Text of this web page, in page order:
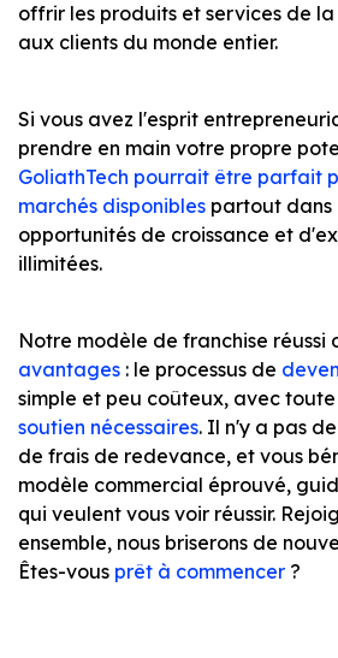
offrir les produits et services de
aux clients du monde entier.
Si vous avez l'esprit
prendre en main votre propre
GoliathTech pourrait être parfait
marchés disponibles partout dans
opportunités de croissance et
illimitées.
Notre modèle de franchise réussi
avantages : le processus de
simple et peu coûteux, avec
soutien nécessaires. Il n'y a pas
de frais de redevance, et vous
modèle commercial éprouvé,
qui veulent vous voir réussir.
ensemble, nous briserons de
Êtes-vous prêt à commencer ?